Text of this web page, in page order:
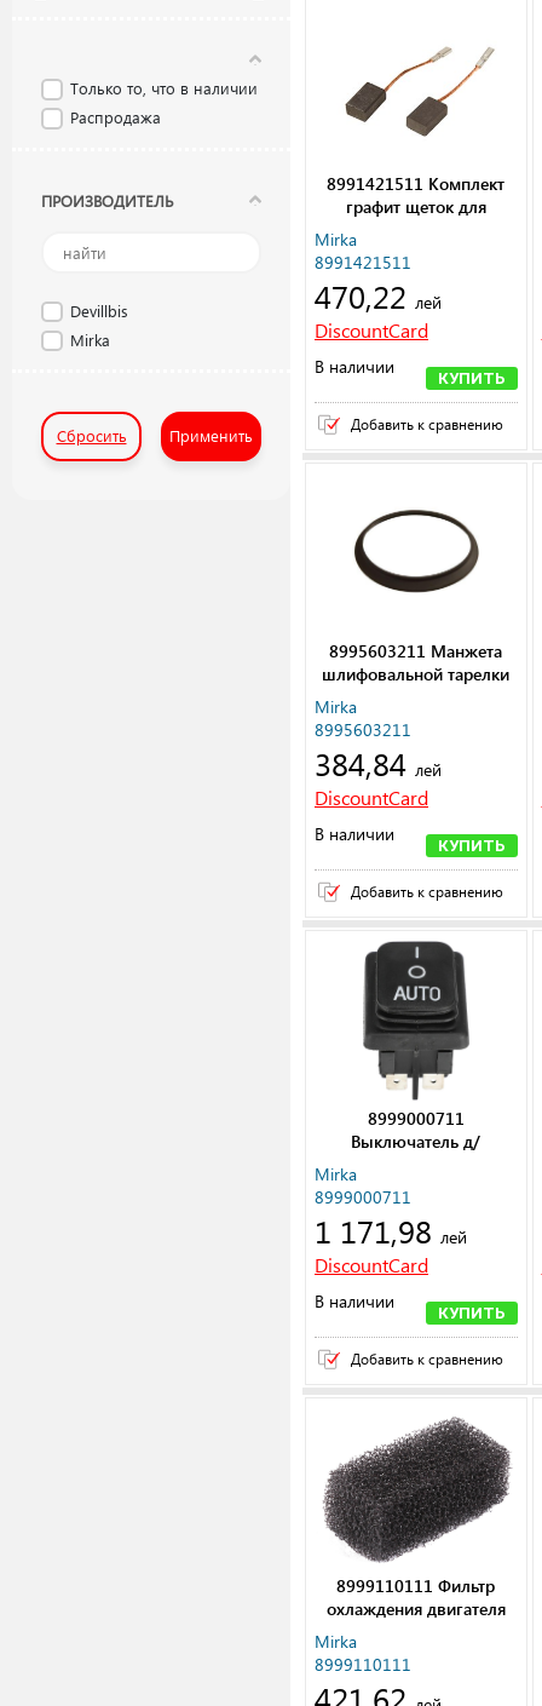
Только то, что в наличии
Распродажа
ПРОИЗВОДИТЕЛЬ
Devillbis
Mirka
Сбросить Применить
8991421511 Комплект
графит щеток для
Mirka
8991421511
470,22 лей
DiscountCard
В наличии
КУПИТЬ
Добавить к сравнению
8995603211 Манжета
шлифовальной тарелки
DEROS/PROS
Mirka
8995603211
384,84 лей
DiscountCard
В наличии
КУПИТЬ
Добавить к сравнению
8999000711
Выключатель д/
Mirka
8999000711
1 171,98 лей
DiscountCard
В наличии
КУПИТЬ
Добавить к сравнению
8999110111 Фильтр
охлаждения двигателя
Mirka
8999110111